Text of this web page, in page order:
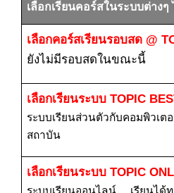
เลือกเรียนคอร์สในระบบต่างๆ
เลือกคอร์สเรียนรอบสด @
ยังไม่มีรอบสดในขณะนี้
เลือกเรียนระบบTOPIC
ระบบเรียนส่วนตัวกับคอมพิวเต
สถาบัน
เลือกเรียนระบบTOPIC
ระบบเรียนออนไลน์ ... เรียนได้